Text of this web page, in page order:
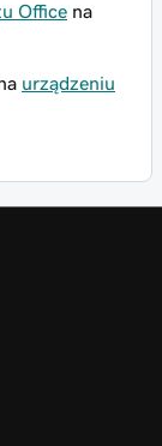
Office na
urządzeniu